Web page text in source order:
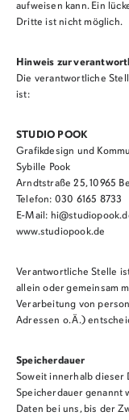
aufweisen kann. Ein
Dritte ist nicht möglich.
Hinweis zur
Die verantwortliche
ist:
STUDIO POOK
Grafikdesign und
Sybille Pook
Arndtstraße 25, 10965
Telefon: 030 6165 8733
E-Mail:
www.studiopook.de
Verantwortliche Stelle
allein oder gemeinsam
Verarbeitung von
Adressen o. Ä.)
Speicherdauer
Soweit innerhalb dieser
Speicherdauer genannt
Daten bei uns, bis der